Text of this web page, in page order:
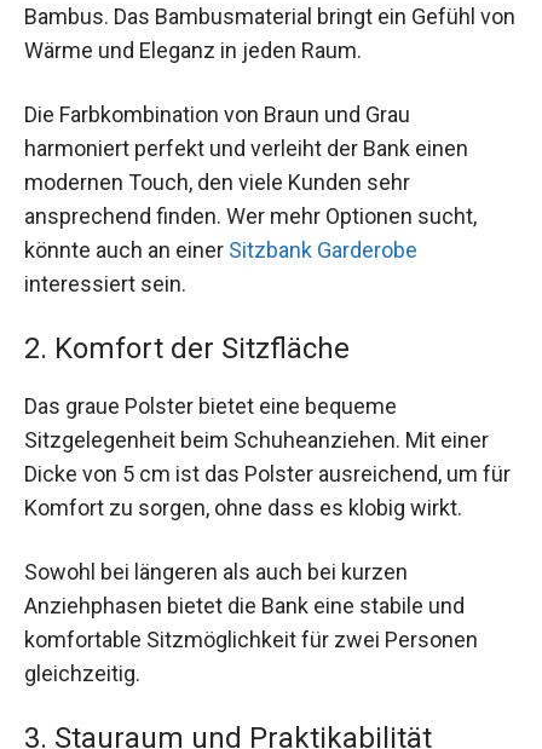
Bambus. Das Bambusmaterial bringt ein Gefühl von
Wärme und Eleganz in jeden Raum.
Die Farbkombination von Braun und Grau
harmoniert perfekt und verleiht der Bank einen
modernen Touch, den viele Kunden sehr
ansprechend finden. Wer mehr Optionen sucht,
könnte auch an einer Sitzbank Garderobe
interessiert sein.
2. Komfort der Sitzfläche
Das graue Polster bietet eine bequeme
Sitzgelegenheit beim Schuheanziehen. Mit einer
Dicke von 5 cm ist das Polster ausreichend, um für
Komfort zu sorgen, ohne dass es klobig wirkt.
Sowohl bei längeren als auch bei kurzen
Anziehphasen bietet die Bank eine stabile und
komfortable Sitzmöglichkeit für zwei Personen
gleichzeitig.
3. Stauraum und Praktikabilität